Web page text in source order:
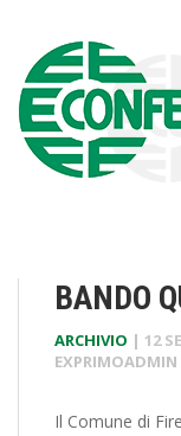
BANDO
ARCHIVIO | 12
EXPRIMOADMIN
Il Comune di